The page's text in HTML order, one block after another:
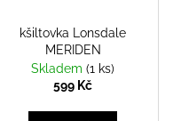
kšiltovka Lonsdale
MERIDEN
Skladem (1 ks)
599 Kč